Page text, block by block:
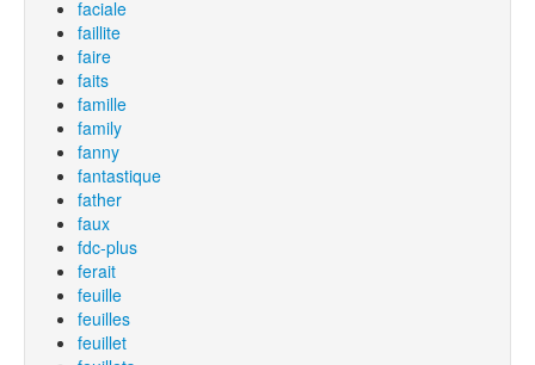
faciale
faillite
faire
faits
famille
family
fanny
fantastique
father
faux
fdc-plus
ferait
feuille
feuilles
feuillet